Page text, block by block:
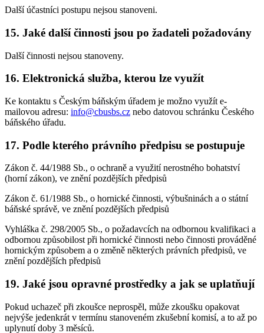
Další účastníci postupu nejsou stanoveni.
15. Jaké další činnosti jsou po žadateli požadovány
Další činnosti nejsou stanoveny.
16. Elektronická služba, kterou lze využít
Ke kontaktu s Českým báňským úřadem je možno využít e-
mailovou adresu: info@cbusbs.cz nebo datovou schránku Českého
báňského úřadu.
17. Podle kterého právního předpisu se postupuje
Zákon č. 44/1988 Sb., o ochraně a využití nerostného bohatství
(horní zákon), ve znění pozdějších předpisů
Zákon č. 61/1988 Sb., o hornické činnosti, výbušninách a o státní
báňské správě, ve znění pozdějších předpisů
Vyhláška č. 298/2005 Sb., o požadavcích na odbornou kvalifikaci a
odbornou způsobilost při hornické činnosti nebo činnosti prováděné
hornickým způsobem a o změně některých právních předpisů, ve
znění pozdějších předpisů
19. Jaké jsou opravné prostředky a jak se uplatňují
Pokud uchazeč při zkoušce neprospěl, může zkoušku opakovat
nejvýše jedenkrát v termínu stanoveném zkušební komisí, a to až po
uplynutí doby 3 měsíců.